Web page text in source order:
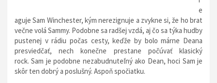
e
aguje Sam Winchester, kým nerezignuje a zvykne si, že ho brat
večne volá Sammy. Podobne sa radšej vzdá, aj čo sa týka hudby
pustenej v rádiu počas cesty, keďže by bolo márne Deana
presviedčať, nech konečne prestane počúvať klasický
rock. Sam je podobne nezabudnuteľný ako Dean, hoci Sam je
skôr ten dobrý a poslušný. Aspoň spočiatku.